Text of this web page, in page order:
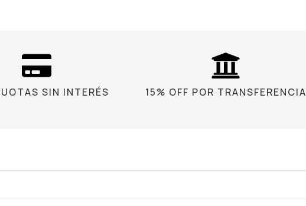
SIN INTERÉS 15% OFF POR TRANSFERENCIA